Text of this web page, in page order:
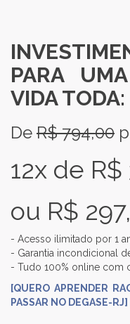
PARA
VIDA TODA:
De R$ 794,00
12x de
ou R$
- Acesso ilimitado por 1
- Garantia incondicional
- Tudo 100% online com
[QUERO APRENDER
PASSAR NO DEGASE-RJ]